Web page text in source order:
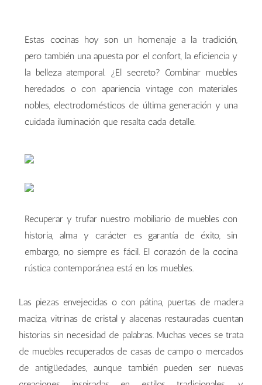
Estas cocinas hoy son un homenaje a la tradición,
pero también una apuesta por el confort, la eficiencia y
la belleza atemporal. ¿El secreto? Combinar muebles
heredados o con apariencia vintage con materiales
nobles, electrodomésticos de última generación y una
cuidada iluminación que resalta cada detalle.
Recuperar y trufar nuestro mobiliario de muebles con
historia, alma y carácter es garantía de éxito, sin
embargo, no siempre es fácil. El corazón de la cocina
rústica contemporánea está en los muebles.
Las piezas envejecidas o con pátina, puertas de madera
maciza, vitrinas de cristal y alacenas restauradas cuentan
historias sin necesidad de palabras. Muchas veces se trata
de muebles recuperados de casas de campo o mercados
de antigüedades, aunque también pueden ser nuevas